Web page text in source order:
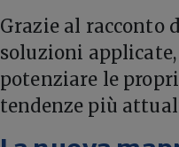
Grazie al racconto
soluzioni
potenziare le
tendenze più